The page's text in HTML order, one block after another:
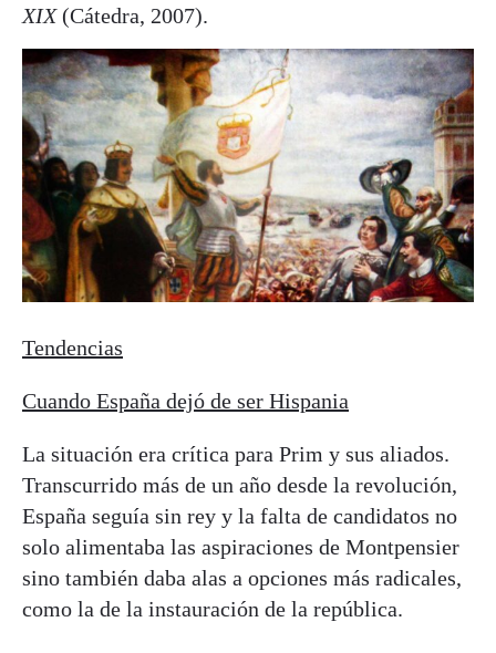
XIX (Cátedra, 2007).
Tendencias
Cuando España dejó de ser Hispania
La situación era crítica para Prim y sus aliados.
Transcurrido más de un año desde la revolución,
España seguía sin rey y la falta de candidatos no
solo alimentaba las aspiraciones de Montpensier
sino también daba alas a opciones más radicales,
como la de la instauración de la república.